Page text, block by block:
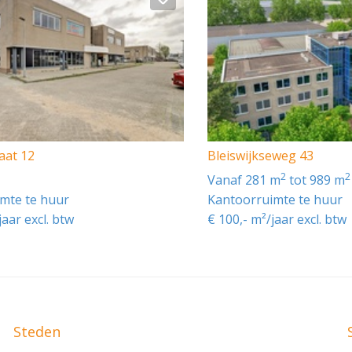
/ maximum bouwhoogte 12 m / maximum goothoogte 8
laadpalen verspreid over de Dutch Tech Campus. Het
kunnen parkeren op de bezoekers-
12
te huur
excl. btw
Bleiswijkseweg 43
vanaf 281 m2tot 989 m2
Kantoorruimte te huur
€ 100,- m²/jaar excl. btw
Steden